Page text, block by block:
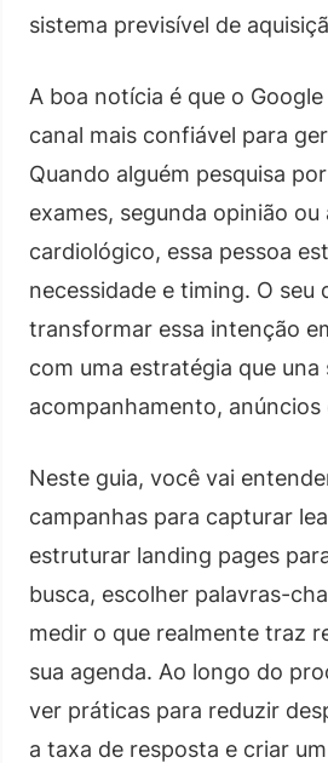
sistema previsível de
A boa notícia é que o
canal mais confiável para
Quando alguém pesquisa
exames, segunda opinião
cardiológico, essa pessoa
necessidade e timing. O seu
transformar essa intenção
com uma estratégia que una
acompanhamento, anúncios
Neste guia, você vai
campanhas para capturar
estruturar landing pages
busca, escolher palavras-
medir o que realmente traz
sua agenda. Ao longo do
ver práticas para reduzir
a taxa de resposta e criar